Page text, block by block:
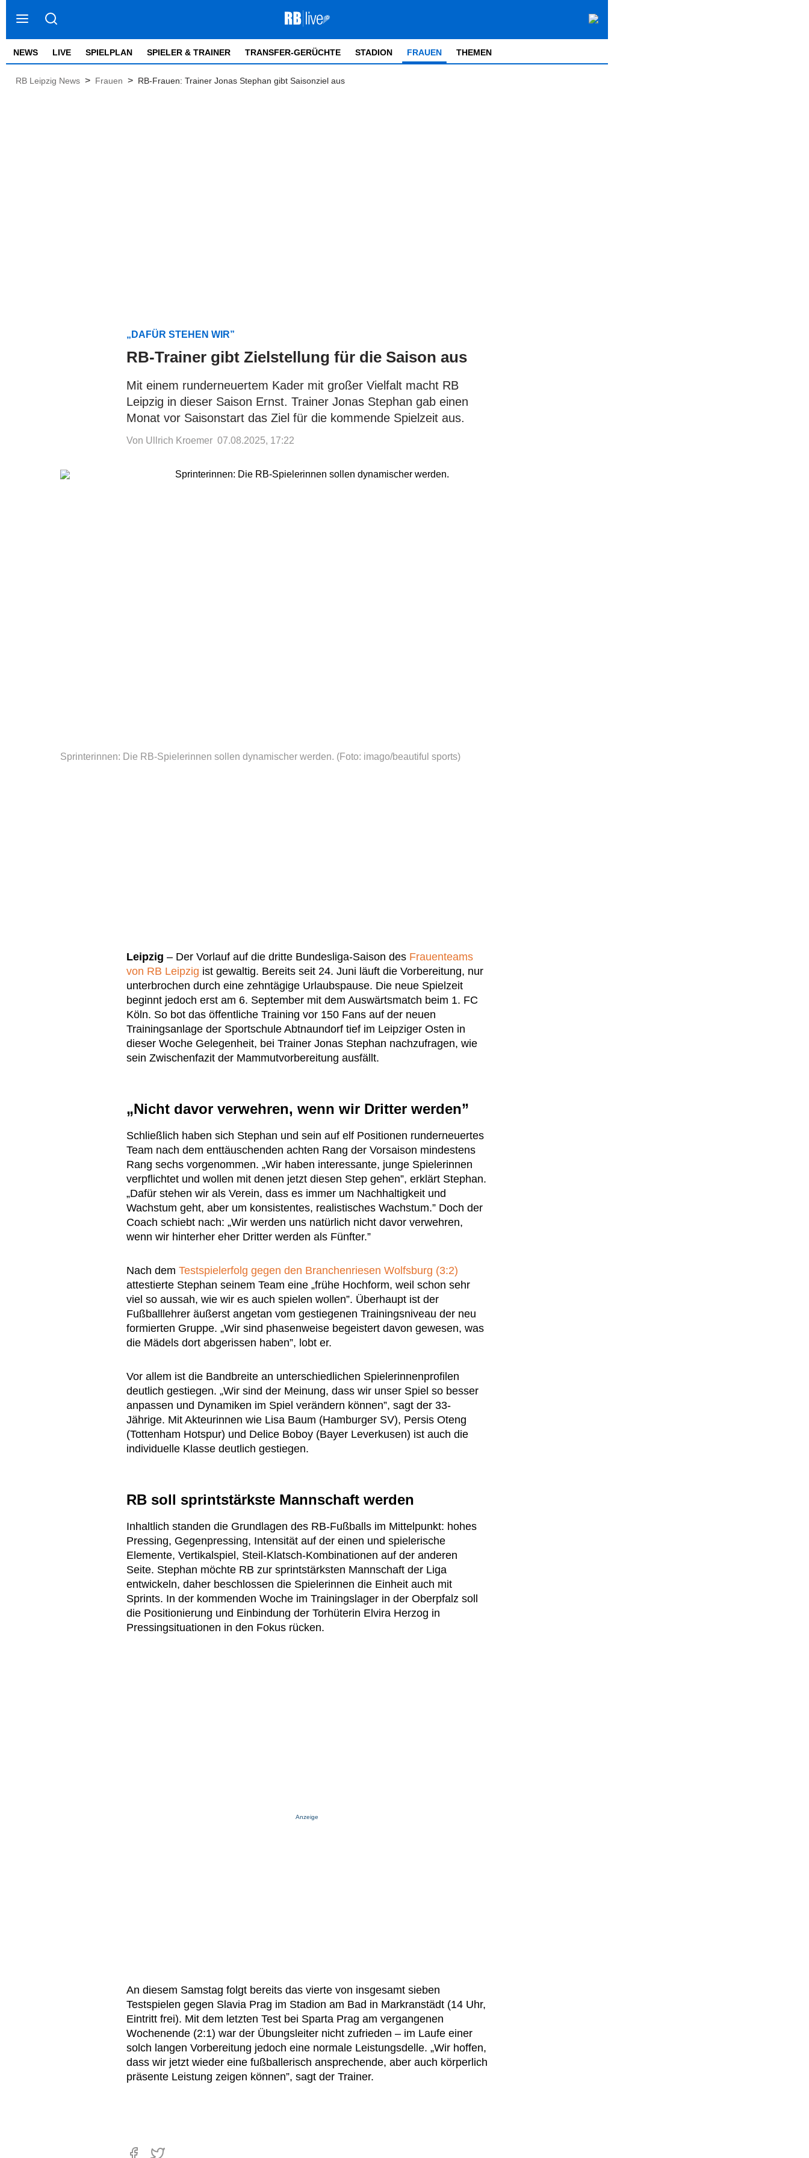
NEWS LIVE SPIELPLAN SPIELER & TRAINER TRANSFER-GERÜCHTE STADION FRAUEN THEMEN
RB Leipzig News > Frauen > RB-Frauen: Trainer Jonas Stephan gibt Saisonziel aus
„DAFÜR STEHEN WIR”
RB-Trainer gibt Zielstellung für die Saison aus
Mit einem runderneuertem Kader mit großer Vielfalt macht RB
Leipzig in dieser Saison Ernst. Trainer Jonas Stephan gab einen
Monat vor Saisonstart das Ziel für die kommende Spielzeit aus.
Von Ullrich Kroemer 07.08.2025, 17:22
Sprinterinnen: Die RB-Spielerinnen sollen dynamischer werden. (Foto: imago/beautiful sports)
Leipzig – Der Vorlauf auf die dritte Bundesliga-Saison des Frauenteams
von RB Leipzig ist gewaltig. Bereits seit 24. Juni läuft die Vorbereitung, nur
unterbrochen durch eine zehntägige Urlaubspause. Die neue Spielzeit
beginnt jedoch erst am 6. September mit dem Auswärtsmatch beim 1. FC
Köln. So bot das öffentliche Training vor 150 Fans auf der neuen
Trainingsanlage der Sportschule Abtnaundorf tief im Leipziger Osten in
dieser Woche Gelegenheit, bei Trainer Jonas Stephan nachzufragen, wie
sein Zwischenfazit der Mammutvorbereitung ausfällt.
„Nicht davor verwehren, wenn wir Dritter werden”
Schließlich haben sich Stephan und sein auf elf Positionen runderneuertes
Team nach dem enttäuschenden achten Rang der Vorsaison mindestens
Rang sechs vorgenommen. „Wir haben interessante, junge Spielerinnen
verpflichtet und wollen mit denen jetzt diesen Step gehen”, erklärt Stephan.
„Dafür stehen wir als Verein, dass es immer um Nachhaltigkeit und
Wachstum geht, aber um konsistentes, realistisches Wachstum.” Doch der
Coach schiebt nach: „Wir werden uns natürlich nicht davor verwehren,
wenn wir hinterher eher Dritter werden als Fünfter.”
Nach dem Testspielerfolg gegen den Branchenriesen Wolfsburg (3:2)
attestierte Stephan seinem Team eine „frühe Hochform, weil schon sehr
viel so aussah, wie wir es auch spielen wollen”. Überhaupt ist der
Fußballlehrer äußerst angetan vom gestiegenen Trainingsniveau der neu
formierten Gruppe. „Wir sind phasenweise begeistert davon gewesen, was
die Mädels dort abgerissen haben”, lobt er.
Vor allem ist die Bandbreite an unterschiedlichen Spielerinnenprofilen
deutlich gestiegen. „Wir sind der Meinung, dass wir unser Spiel so besser
anpassen und Dynamiken im Spiel verändern können”, sagt der 33-
Jährige. Mit Akteurinnen wie Lisa Baum (Hamburger SV), Persis Oteng
(Tottenham Hotspur) und Delice Boboy (Bayer Leverkusen) ist auch die
individuelle Klasse deutlich gestiegen.
RB soll sprintstärkste Mannschaft werden
Inhaltlich standen die Grundlagen des RB-Fußballs im Mittelpunkt: hohes
Pressing, Gegenpressing, Intensität auf der einen und spielerische
Elemente, Vertikalspiel, Steil-Klatsch-Kombinationen auf der anderen
Seite. Stephan möchte RB zur sprintstärksten Mannschaft der Liga
entwickeln, daher beschlossen die Spielerinnen die Einheit auch mit
Sprints. In der kommenden Woche im Trainingslager in der Oberpfalz soll
die Positionierung und Einbindung der Torhüterin Elvira Herzog in
Pressingsituationen in den Fokus rücken.
Anzeige
An diesem Samstag folgt bereits das vierte von insgesamt sieben
Testspielen gegen Slavia Prag im Stadion am Bad in Markranstädt (14 Uhr,
Eintritt frei). Mit dem letzten Test bei Sparta Prag am vergangenen
Wochenende (2:1) war der Übungsleiter nicht zufrieden – im Laufe einer
solch langen Vorbereitung jedoch eine normale Leistungsdelle. „Wir hoffen,
dass wir jetzt wieder eine fußballerisch ansprechende, aber auch körperlich
präsente Leistung zeigen können”, sagt der Trainer.